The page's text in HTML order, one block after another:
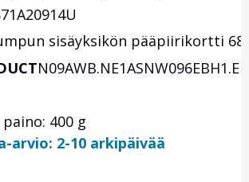
sisäyksikön pääpiirikortti
N09AWB.NE1
400 g
arvio: 2-10 arkipäivää